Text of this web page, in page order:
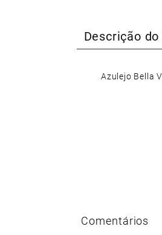
Descrição
Azulejo Bella